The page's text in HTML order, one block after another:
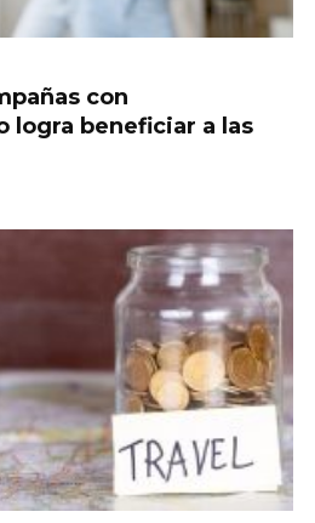
con
logra beneficiar a las